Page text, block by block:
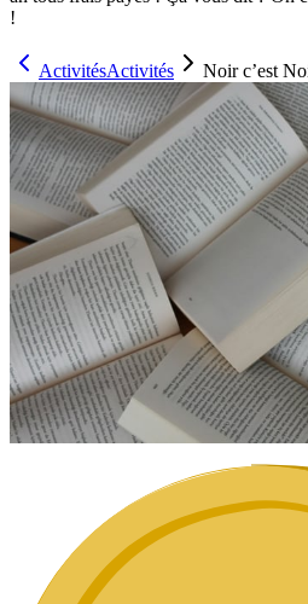
!
ActivitésActivités Noir c’est